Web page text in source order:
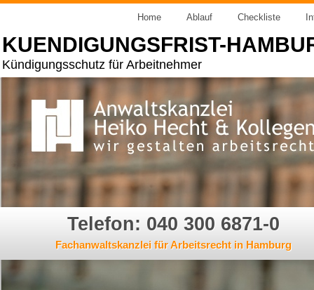
Home Ablauf Checkliste
KUENDIGUNGSFRIST-
Kündigungsschutz für Arbeitnehmer
Telefon: 040 300 6871-0
Fachanwaltskanzlei für Arbeitsrecht in Hamburg